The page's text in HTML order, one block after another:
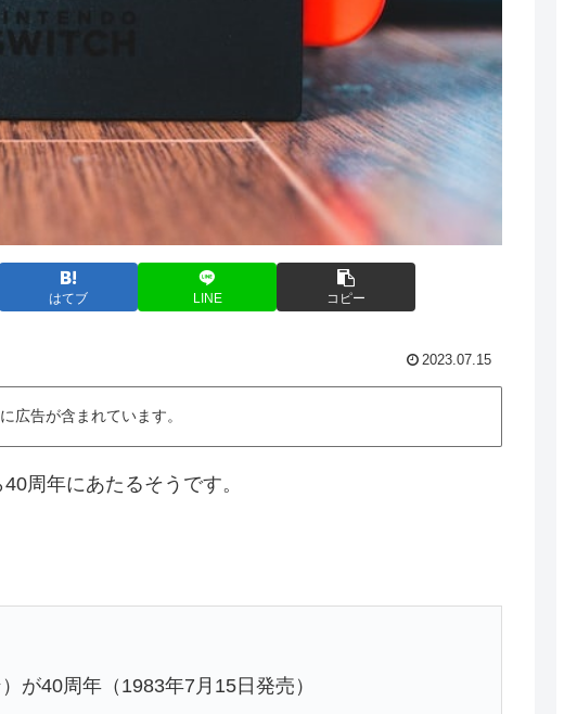
はてブ LINE コピー
2023.07.15
広告が含まれています。
周年にあたるそうです。
が40周年（1983年7月15日発売）